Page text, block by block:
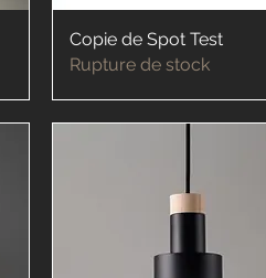
Copie de Spot Test
Rupture de stock